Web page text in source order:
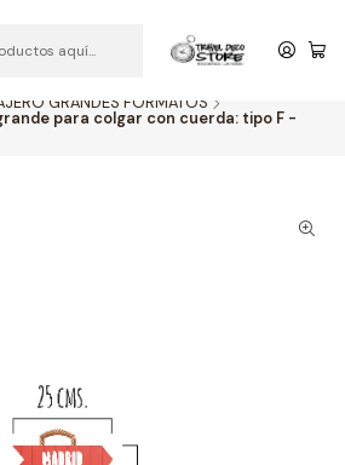
CON ENVIOS A TODO CHILE
GRANDES FORMATOS
para colgar con cuerda: tipo F -